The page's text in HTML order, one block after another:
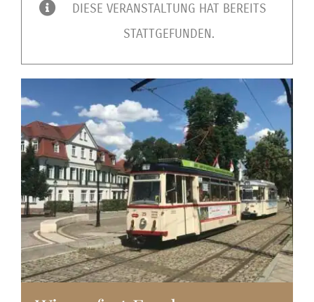
DIESE VERANSTALTUNG HAT BEREITS
STATTGEFUNDEN.